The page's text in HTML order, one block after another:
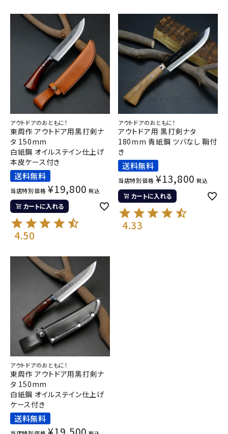
アウトドアのおともに！
東周作 アウトドア用黒打剣ナ
タ 150mm
白紙鋼 オイルステイン仕上げ
本皮ケース付き
送料無料
当店特別価格 ¥19,800 税込
カートに入れる
4.50
アウトドアのおともに！
アウトドア用 黒打剣ナタ
180mm 青紙鋼 ツバなし 鞘付
き
送料無料
当店特別価格 ¥13,800 税込
カートに入れる
4.33
アウトドアのおともに！
東周作 アウトドア用黒打剣ナ
タ 150mm
白紙鋼 オイルステイン仕上げ
ケース付き
送料無料
¥19,500